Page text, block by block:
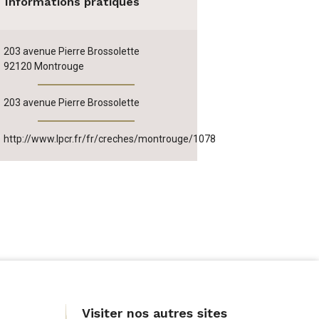
203 avenue Pierre Brossolette
92120 Montrouge
Adresse
203 avenue Pierre Brossolette
http://www.lpcr.fr/fr/creches/montrouge/1078
Visiter nos autres sites